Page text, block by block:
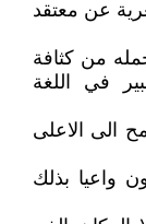
عن معتقد
من كثافة
في اللغة
الى الاعلى
واعيا بذلك